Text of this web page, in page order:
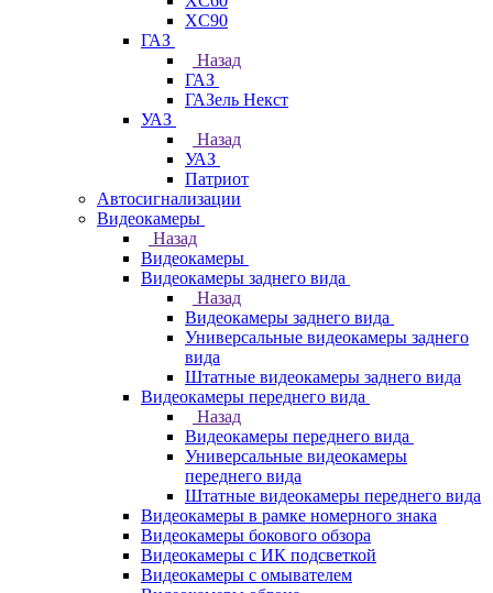
XC90
ГАЗ
Назад
ГАЗ
ГАЗель Некст
УАЗ
Назад
УАЗ
Патриот
Автосигнализации
Видеокамеры
Назад
Видеокамеры
Видеокамеры заднего вида
Назад
Видеокамеры заднего вида
Универсальные видеокамеры заднего
вида
Штатные видеокамеры заднего вида
Видеокамеры переднего вида
Назад
Видеокамеры переднего вида
Универсальные видеокамеры
переднего вида
Штатные видеокамеры переднего вида
Видеокамеры в рамке номерного знака
Видеокамеры бокового обзора
Видеокамеры с ИК подсветкой
Видеокамеры с омывателем